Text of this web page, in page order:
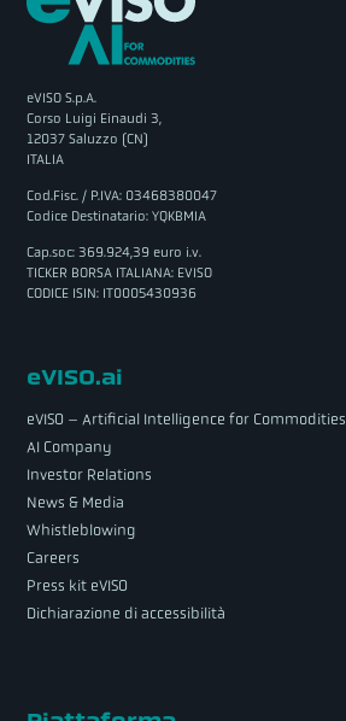
eVISO S.p.A.
Corso Luigi Einaudi 3,
12037 Saluzzo (CN)
ITALIA
Cod.Fisc. / P.IVA: 03468380047
Codice Destinatario: YQKBMIA
Cap.soc: 369.924,39 euro i.v.
TICKER BORSA ITALIANA: EVISO
CODICE ISIN: IT0005430936
eVISO.ai
eVISO – Artificial Intelligence for Commodities
AI Company
Investor Relations
News & Media
Whistleblowing
Careers
Press kit eVISO
Dichiarazione di accessibilità